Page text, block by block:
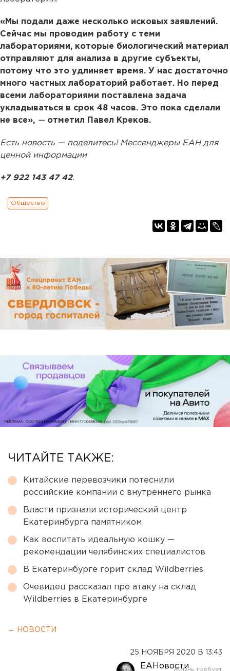
«Мы подали даже несколько исковых заявлений.
Сейчас мы проводим работу с теми
лабораториями, которые биологический материал
отправляют для анализа в другие субъекты,
потому что это удлиняет время. У нас достаточно
много частных лабораторий работает. Но перед
всеми лабораториями поставлена задача
укладываться в срок 48 часов. Это пока сделали
не все», —отметил Павел Креков.
Есть новость — поделитесь! Мессенджеры ЕАН для
ценной информации
+7 922 143 47 42.
Общество
ЧИТАЙТЕ ТАКЖЕ:
Китайские перевозчики потеснили
российские компании с внутреннего рынка
Власти признали исторический центр
Екатеринбурга памятником
Как воспитать идеальную кошку —
рекомендации челябинских специалистов
В Екатеринбурге горит склад Wildberries
Очевидец рассказал про атаку на склад
Wildberries в Екатеринбурге
← НОВОСТИ
25 НОЯБРЯ 2020 В 13:43
ЕАНовости